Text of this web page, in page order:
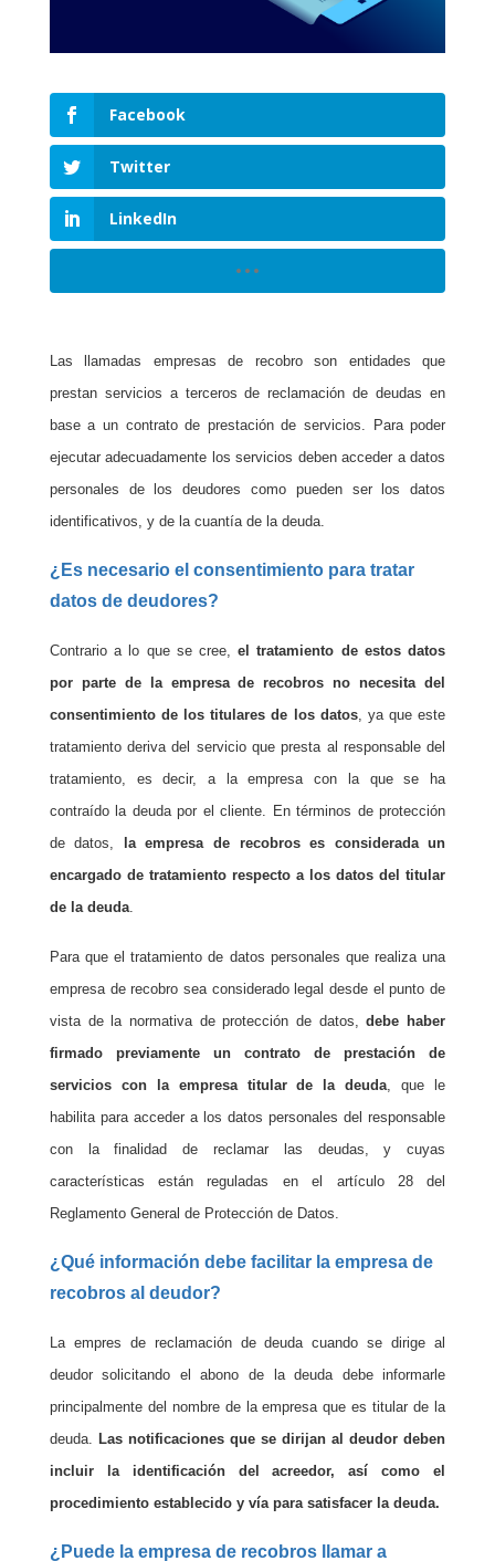
Facebook
Twitter
LinkedIn
Las llamadas empresas de recobro son entidades que
prestan servicios a terceros de reclamación de deudas en
base a un contrato de prestación de servicios. Para poder
ejecutar adecuadamente los servicios deben acceder a datos
personales de los deudores como pueden ser los datos
identificativos, y de la cuantía de la deuda.
¿Es necesario el consentimiento para tratar
datos de deudores?
Contrario a lo que se cree,el tratamiento de estos datos
por parte de la empresa de recobros no necesita del
consentimiento de los titulares de los datos, ya que este
tratamiento deriva del servicio que presta al responsable del
tratamiento, es decir, a la empresa con la que se ha
contraído la deuda por el cliente. En términos de protección
de datos,
la empresa de recobros es considerada un
encargado de tratamiento respecto a los datos del titular
de la deuda.
Para que el tratamiento de datos personales que realiza una
empresa de recobro sea considerado legal desde el punto de
vista de la normativa de protección de datos,debe haber
firmado previamente un contrato de prestación de
servicios con la empresa titular de la deuda, que le
habilita para acceder a los datos personales del responsable
con la finalidad de reclamar las deudas, y cuyas
características están reguladas en el artículo 28 del
Reglamento General de Protección de Datos.
¿Qué información debe facilitar la empresa de
recobros al deudor?
La empres de reclamación de deuda cuando se dirige al
deudor solicitando el abono de la deuda debe informarle
principalmente del nombre de la empresa que es titular de la
deuda. Las notificaciones que se dirijan al deudor deben
incluir la identificación del acreedor, así como el
procedimiento establecido y vía para satisfacer la deuda.
¿Puede la empresa de recobros llamar a